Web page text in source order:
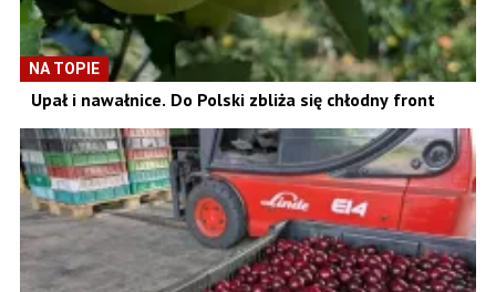
NA TOPIE
Upał i nawałnice. Do Polski zbliża się chłodny front